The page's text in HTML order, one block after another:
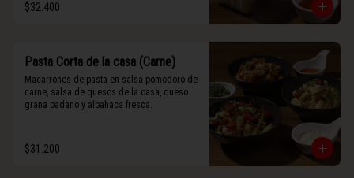
$32.400
Pasta Corta de la casa (Carne)
Macarrones de pasta en salsa pomodoro de
carne, salsa de quesos de la casa, queso
grana padano y albahaca fresca.
$31.200